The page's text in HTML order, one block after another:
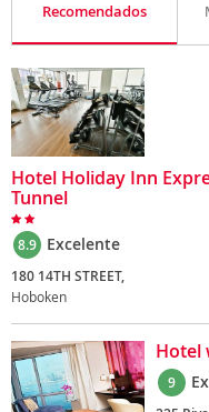
Recomendados
Hotel Holiday Inn
Tunnel
8.9 Excelente
180 14TH STREET,
Hoboken
Hotel
9